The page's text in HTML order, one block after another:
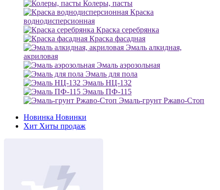
Колеры, пасты
Краска
воднодисперсионная
Краска серебрянка
Краска фасадная
Эмаль алкидная,
акриловая
Эмаль аэрозольная
Эмаль для пола
Эмаль НЦ-132
Эмаль ПФ-115
Эмаль-грунт Ржаво-Стоп
Новинка Новинки
Хит Хиты продаж